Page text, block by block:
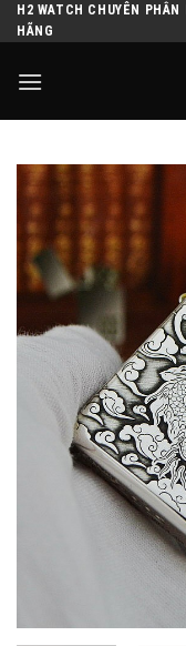
Skip
to
content
H2 WATCH CHUYÊN
HÃNG